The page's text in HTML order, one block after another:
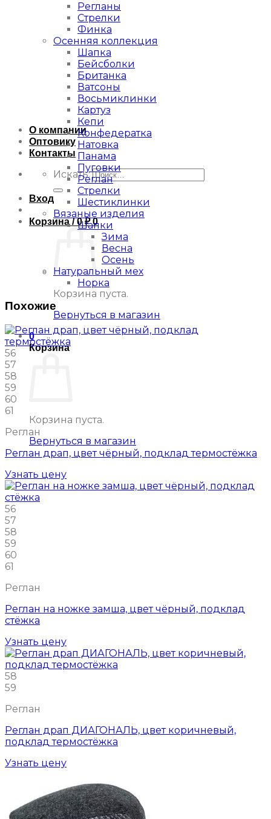
О компании
Оптовику
Контакты
Искать:
Вход
Корзина /0₽ 0
Корзина пуста.
Вернуться в магазин
0
Корзина
Корзина пуста.
Вернуться в магазин
Регланы
Стрелки
Финка
Осенняя коллекция
Шапка
Бейсболки
Британка
Ватсоны
Восьмиклинки
Картуз
Кепи
Конфедератка
Натовка
Панама
Пуговки
Реглан
Стрелки
Шестиклинки
Вязаные изделия
Шапки
Зима
Весна
Осень
Натуральный мех
Норка
Похожие
56
57
58
59
60
61
Реглан
Реглан драп, цвет чёрный, подклад термостёжка
Узнать цену
56
57
58
59
60
61
Реглан
Реглан на ножке замша, цвет чёрный, подклад
стёжка
Узнать цену
58
59
Реглан
Реглан драп ДИАГОНАЛЬ, цвет коричневый,
подклад термостёжка
Узнать цену